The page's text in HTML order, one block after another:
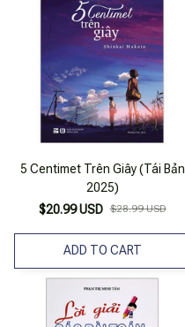
5 Centimet Trên Giây (Tái Bản
2025)
$20.99 USD $28.99 USD
ADD TO CART